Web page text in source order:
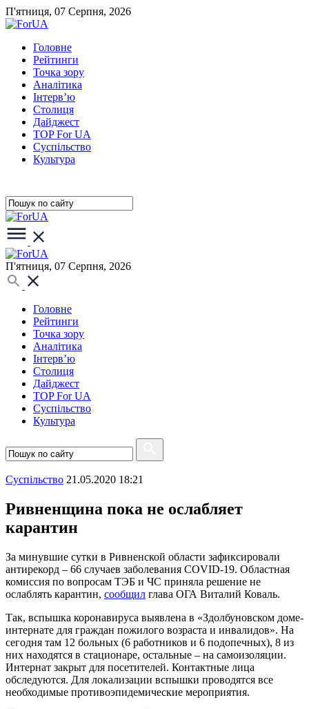
П'ятниця, 07 Серпня, 2026
Головне
Рейтинги
Точка зору
Аналітика
Інтерв’ю
Столиця
Дайджест
TOP For UA
Суспiльство
Культура
П'ятниця, 07 Серпня, 2026
Головне
Рейтинги
Точка зору
Аналітика
Інтерв’ю
Столиця
Дайджест
TOP For UA
Суспiльство
Культура
Суспiльство 21.05.2020 18:21
Ривненщина пока не ослабляет
карантин
За минувшие сутки в Ривненской области зафиксировали
антирекорд – 66 случаев заболевания COVID-19. Областная
комиссия по вопросам ТЭБ и ЧС приняла решение не
ослаблять карантин, сообщил глава ОГА Виталий Коваль.
Так, вспышка коронавируса выявлена в «Здолбуновском доме-
интернате для граждан пожилого возраста и инвалидов». На
сегодня там 12 больных (6 работников и 6 подопечных), 8 из
них находятся в стационаре, остальные – на самоизоляции.
Интернат закрыт для посетителей. Контактные лица
обследуются. Для локализации вспышки проводятся все
необходимые противоэпидемические мероприятия.